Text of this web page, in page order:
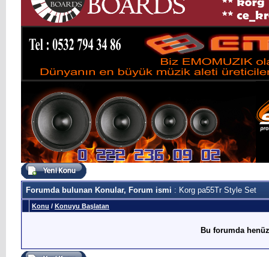
Forumda bulunan Konular, Forum ismi : Korg pa55Tr Style Set
Konu / Konuyu Başlatan
Bu forumda